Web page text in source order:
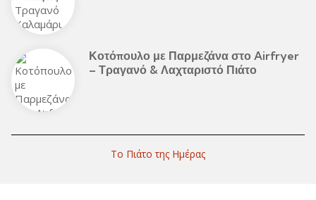
Κοτόπουλο με Παρμεζάνα στο Airfryer
– Τραγανό & Λαχταριστό Πιάτο
Το Πιάτο της Ημέρας